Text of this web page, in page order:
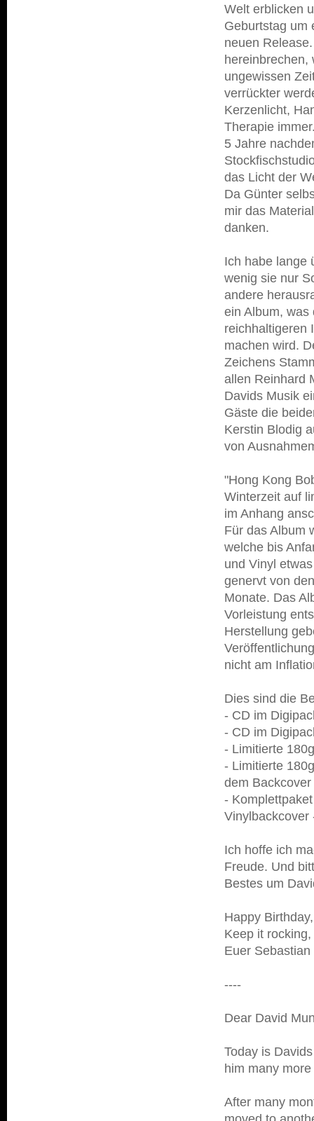
Welt erblicken
Geburtstag um
neuen
hereinbrechen,
ungewissen
verrückter
Kerzenlicht,
Therapie
5 Jahre
das Licht der
Da Günter
mir das
danken.
Ich habe lange
wenig sie nur
andere
ein Album, was
reichhaltigeren
machen wird.
Zeichens
allen Reinhard
Davids Musik
Gäste die
Kerstin Blodig
von
"Hong Kong
Winterzeit auf
im Anhang
Für das Album
welche bis
und Vinyl
genervt von
Monate. Das
Vorleistung
Herstellung
nicht am
Dies sind die
- CD im
- CD im
- Limitierte
- Limitierte
dem
-
Vinylbackcover
Ich hoffe ich
Freude. Und
Bestes um
Happy
Keep it rocking,
Euer Sebastian
----
Dear David
Today is
him many
After many